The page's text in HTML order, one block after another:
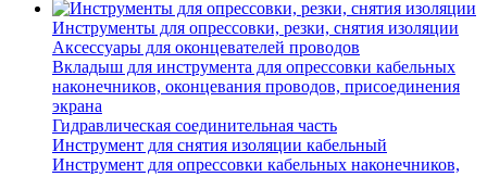
Инструменты для опрессовки, резки, снятия изоляции
Аксессуары для оконцевателей проводов
Вкладыш для инструмента для опрессовки кабельных
наконечников, оконцевания проводов, присоединения
экрана
Гидравлическая соединительная часть
Инструмент для снятия изоляции кабельный
Инструмент для опрессовки кабельных наконечников,